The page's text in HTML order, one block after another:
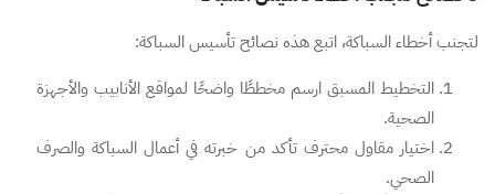
لتجنب أخطاء السباكة، اتبع هذه نصائح تأسيس السباكة:
التخطيط المسبق ارسم مخططًا واضحًا لمواقع الأنابيب والأجهزة
الصحية.
اختيار مقاول محترف تأكد من خبرته في أعمال السباكة والصرف
الصحي.